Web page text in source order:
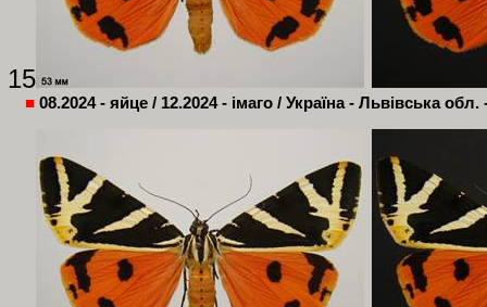
15
■ 08.2024 - яйце / 12.2024 - імаго / Україна - Львівська обл.